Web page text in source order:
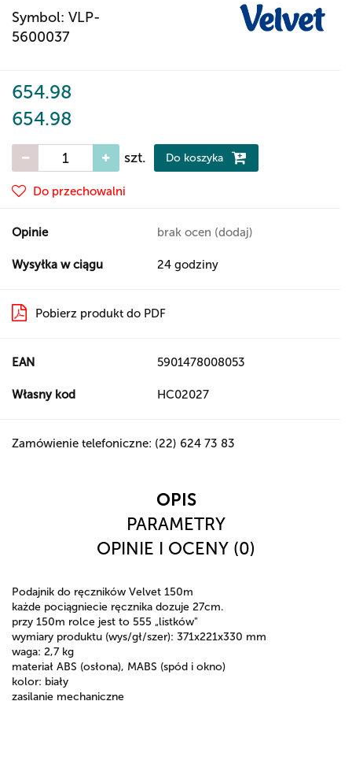
Symbol: VLP-
5600037
654.98
654.98
szt. Do koszyka
Do przechowalni
Opinie brak ocen (dodaj)
Wysyłka w ciągu 24 godziny
Pobierz produkt do PDF
EAN 5901478008053
Własny kod HC02027
Zamówienie telefoniczne: (22) 624 73 83
OPIS
PARAMETRY
OPINIE I OCENY (0)
Podajnik do ręczników Velvet 150m
każde pociągniecie ręcznika dozuje 27cm.
przy 150m rolce jest to 555 „listków"
wymiary produktu (wys/gł/szer): 371x221x330 mm
waga: 2,7 kg
materiał ABS (osłona), MABS (spód i okno)
kolor: biały
zasilanie mechaniczne